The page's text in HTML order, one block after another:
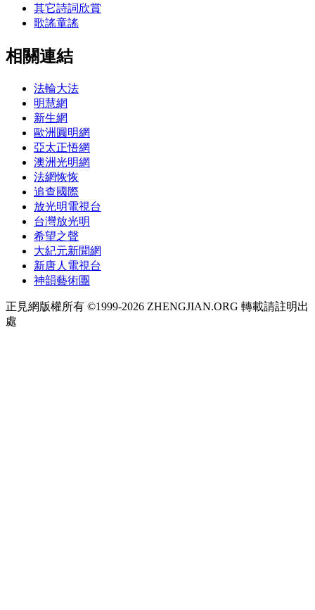
其它詩詞欣賞
歌謠童謠
相關連結
法輪大法
明慧網
新生網
歐洲圓明網
亞太正悟網
澳洲光明網
法網恢恢
追查國際
放光明電視台
台灣放光明
希望之聲
大紀元新聞網
新唐人電視台
神韻藝術團
正見網版權所有 ©1999-2026 ZHENGJIAN.ORG 轉載請註明出
處